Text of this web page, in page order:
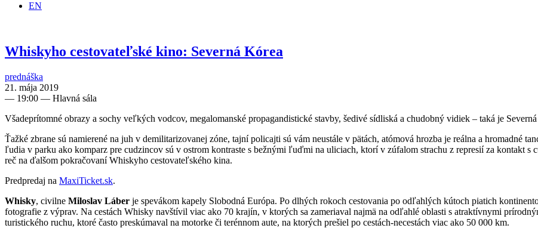
EN
Whiskyho cestovateľské kino: Severná Kórea
prednáška
21. mája 2019
— 19:00 — Hlavná sála
Všadeprítomné obrazy a sochy veľkých vodcov, megalomanské propagandistické stavby, šedivé sídliská a chudobný vidiek – taká je
Ťažké zbrane sú namierené na juh v demilitarizovanej zóne, tajní policajti sú vám neustále v pätách, atómová hrozba je reálna a hromadné
ľudia v parku ako komparz pre cudzincov sú v ostrom kontraste s bežnými ľuďmi na uliciach, ktorí v zúfalom strachu z represií za kontakt s
reč na ďalšom pokračovaní Whiskyho cestovateľského kina.
Predpredaj na MaxiTicket.sk.
Whisky, civilne Miloslav Láber je spevákom kapely Slobodná Európa. Po dlhých rokoch cestovania po odľahlých kútoch piatich
fotografie z výprav. Na cestách Whisky navštívil viac ako 70 krajín, v ktorých sa zameriaval najmä na odľahlé oblasti s atraktívnymi
turistického ruchu, ktoré často preskúmaval na motorke či terénnom aute, na ktorých prešiel po cestách-necestách viac ako 50 000 km.